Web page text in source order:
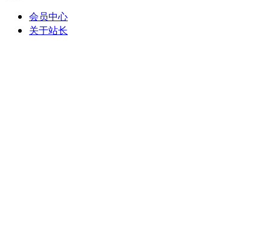
会员中心
关于站长